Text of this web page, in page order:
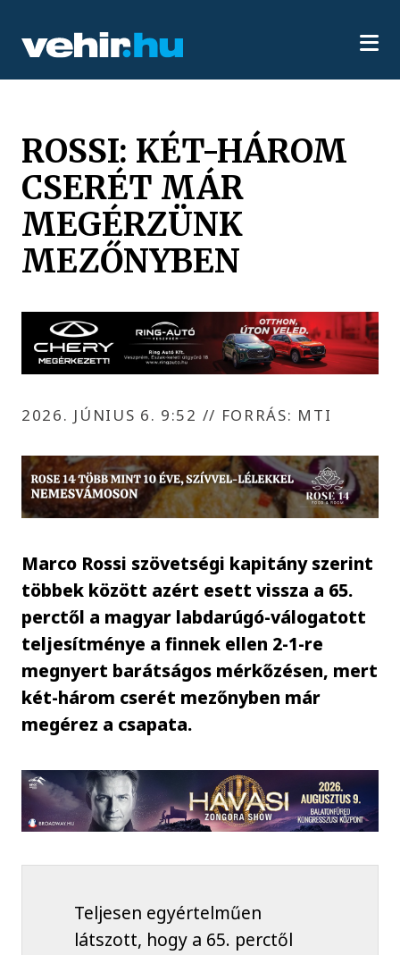
ROSSI: KÉT-HÁROM
CSERÉT MÁR
MEGÉRZÜNK
MEZŐNYBEN
2026. JÚNIUS 6. 9:52 // FORRÁS: MTI
Marco Rossi szövetségi kapitány szerint
többek között azért esett vissza a 65.
perctől a magyar labdarúgó-válogatott
teljesítménye a finnek ellen 2-1-re
megnyert barátságos mérkőzésen, mert
két-három cserét mezőnyben már
megérez a csapata.
Teljesen egyértelműen
látszott, hogy a 65. perctől